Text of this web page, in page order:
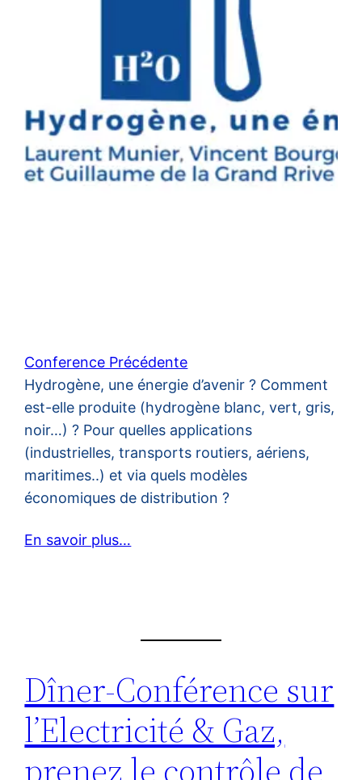
Conference Précédente
Hydrogène, une énergie d’avenir ? Comment
est-elle produite (hydrogène blanc, vert, gris,
noir…) ? Pour quelles applications
(industrielles, transports routiers, aériens,
maritimes..) et via quels modèles
économiques de distribution ?
En savoir plus…
Dîner-Conférence sur
l’Electricité & Gaz,
prenez le contrôle de